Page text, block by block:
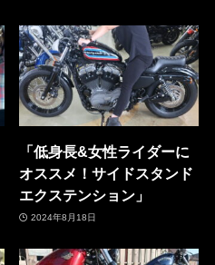
「低身長&女性ライダーに
オススメ！サイドスタンド
エクステンション」
2024年8月18日